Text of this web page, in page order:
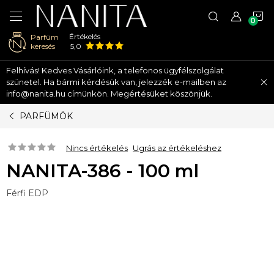
Ugrás
fő
tartalomhoz
Parfüm
keresés
Értékelés
5,0
Felhívás! Kedves Vásárlóink, a telefonos ügyfélszolgálat
szünetel. Ha bármi kérdésük van, jelezzék e-mailben az
info@nanita.hu címünkön. Megértésüket köszönjük.
PARFÜMÖK
Nincs értékelés Ugrás az értékeléshez
NANITA-386 - 100 ml
Férfi EDP